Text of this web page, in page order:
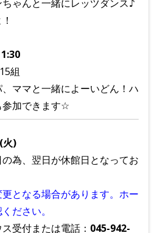
ゃんと一緒にレッツダンス♪
組
ママと一緒によーいどん！ハ
参加できます☆
火)
為、翌日が休館日となってお
となる場合があります。ホー
ださい。
受付または電話： 045-942-